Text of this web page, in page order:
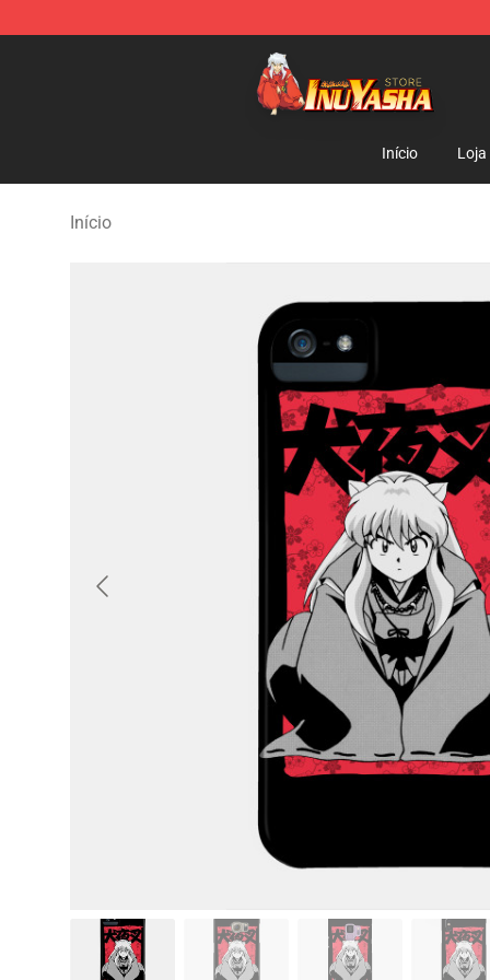
Inuyasha Store - Official Inuyasha Merchandise Shop
Início Loja
Início